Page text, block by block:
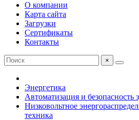
О компании
Карта сайта
Загрузки
Сертификаты
Контакты
×
Энергетика
Автоматизация и безопасность
Низковольтное
техника